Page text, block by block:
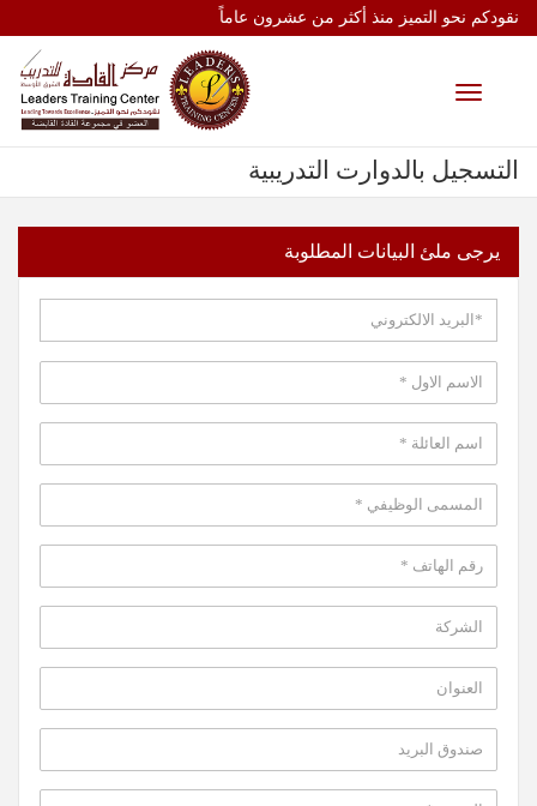
نقودكم نحو التميز منذ أكثر من عشرون عاماً
Toggle
التسجيل بالدوارت التدريبية
يرجى ملئ البيانات المطلوبة